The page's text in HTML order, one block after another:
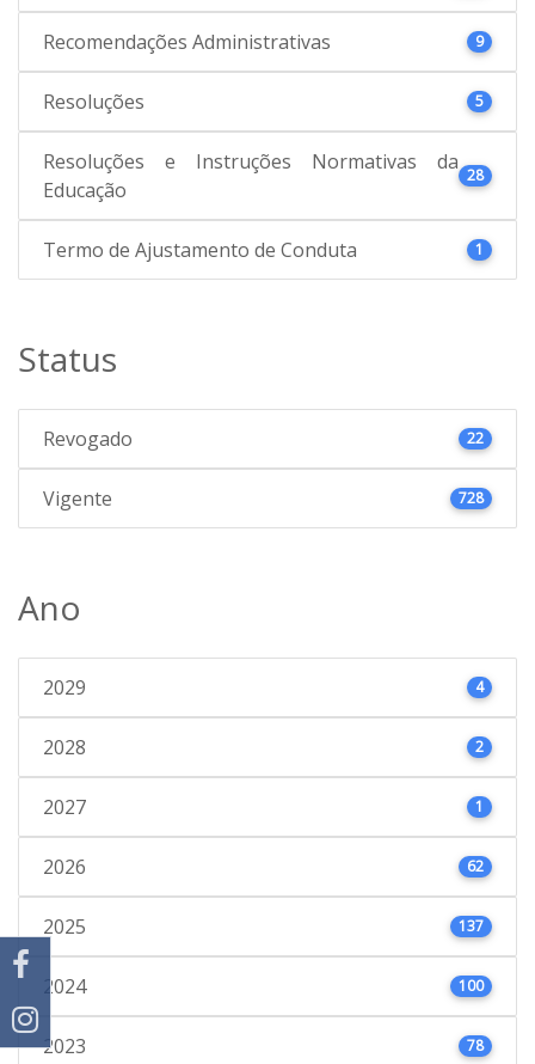
Recomendações Administrativas 9
Resoluções 5
Resoluções e Instruções Normativas da
Educação
28
Termo de Ajustamento de Conduta 1
Status
Revogado 22
Vigente 728
Ano
2029 4
2028 2
2027 1
2026 62
2025 137
2024 100
2023 78